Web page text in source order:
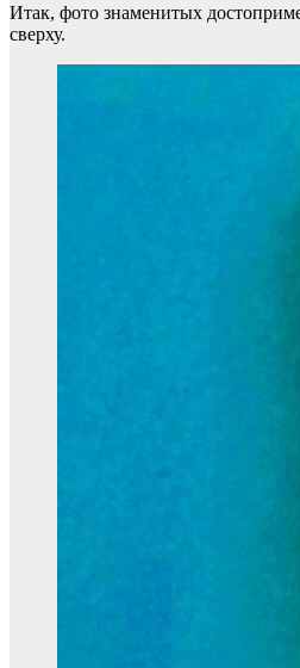
Итак, фото знаменитых
сверху.